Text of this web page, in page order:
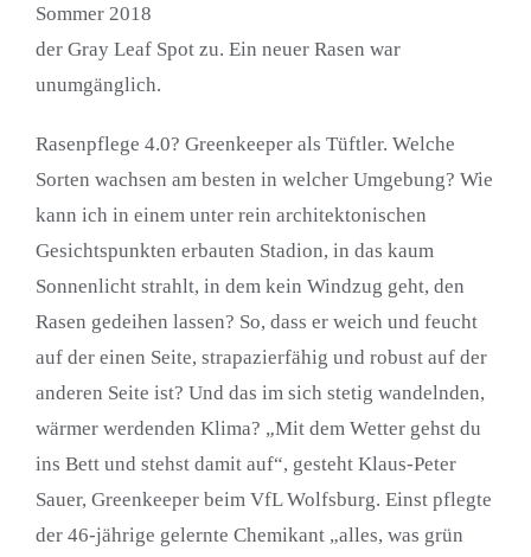
Sommer 2018
der Gray Leaf Spot zu. Ein neuer Rasen war
unumgänglich.
Rasenpflege 4.0? Greenkeeper als Tüftler. Welche
Sorten wachsen am besten in welcher Umgebung? Wie
kann ich in einem unter rein architektonischen
Gesichtspunkten erbauten Stadion, in das kaum
Sonnenlicht strahlt, in dem kein Windzug geht, den
Rasen gedeihen lassen? So, dass er weich und feucht
auf der einen Seite, strapazierfähig und robust auf der
anderen Seite ist? Und das im sich stetig wandelnden,
wärmer werdenden Klima? „Mit dem Wetter gehst du
ins Bett und stehst damit auf“, gesteht Klaus-Peter
Sauer, Greenkeeper beim VfL Wolfsburg. Einst pflegte
der 46-jährige gelernte Chemikant „alles, was grün